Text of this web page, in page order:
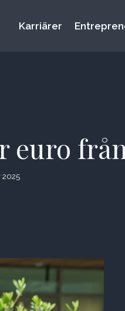
Karriärer
2025